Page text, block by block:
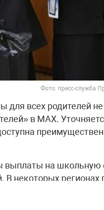
Фото: пресс-служба
для всех родителей
в МАХ.
выплаты на школьную
некоторых